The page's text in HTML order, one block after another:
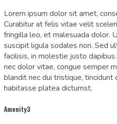
Lorem ipsum dolor sit amet,
Curabitur at felis vitae velit
fringilla leo, et malesuada dolor.
suscipit ligula sodales non. Sed
facilisis, in molestie justo
nec dolor vitae, congue semper
blandit nec dui tristique, tincidunt
habitasse platea dictumst.
Amenity3